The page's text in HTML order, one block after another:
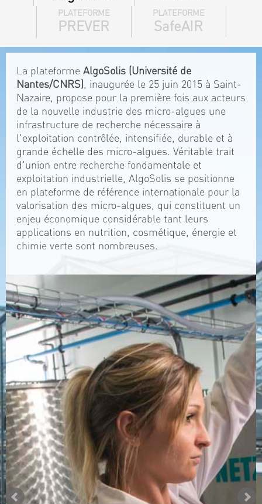
PLATEFORME
PREVER
PLATEFORME
SafeAIR
La plateforme AlgoSolis (Université de
Nantes/CNRS), inaugurée le 25 juin 2015 à Saint-
Nazaire, propose pour la première fois aux acteurs
de la nouvelle industrie des micro-algues une
infrastructure de recherche nécessaire à
l'exploitation contrôlée, intensifiée, durable et à
grande échelle des micro-algues. Véritable trait
d'union entre recherche fondamentale et
exploitation industrielle, AlgoSolis se positionne
en plateforme de référence internationale pour la
valorisation des micro-algues, qui constituent un
enjeu économique considérable tant leurs
applications en nutrition, cosmétique, énergie et
chimie verte sont nombreuses.